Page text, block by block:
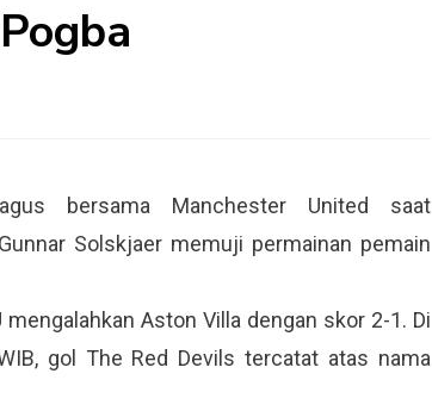
bersama Manchester United saat
Solskjaer memuji permainan pemain
Aston Villa dengan skor 2-1. Di
gol The Red Devils tercatat atas nama